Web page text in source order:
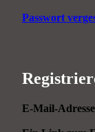
Passwort
E-Mail-Adresse